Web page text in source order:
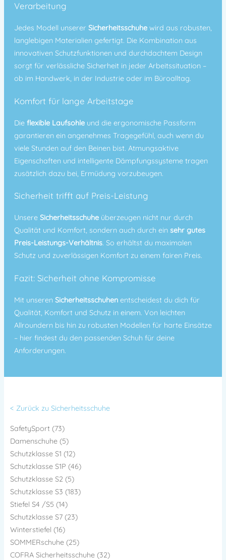
Verarbeitung
Jedes Modell unserer Sicherheitsschuhe wird aus robusten,
langlebigen Materialien gefertigt. Die Kombination aus
innovativen Schutzfunktionen und durchdachtem Design
sorgt für verlässliche Sicherheit in jeder Arbeitssituation –
ob im Handwerk, in der Industrie oder im Büroalltag.
Komfort für lange Arbeitstage
Die flexible Laufsohle und die ergonomische Passform
garantieren ein angenehmes Tragegefühl, auch wenn du
viele Stunden auf den Beinen bist. Atmungsaktive
Eigenschaften und intelligente Dämpfungssysteme tragen
zusätzlich dazu bei, Ermüdung vorzubeugen.
Sicherheit trifft auf Preis-Leistung
Unsere Sicherheitsschuhe überzeugen nicht nur durch
Qualität und Komfort, sondern auch durch ein sehr gutes
Preis-Leistungs-Verhältnis. So erhältst du maximalen
Schutz und zuverlässigen Komfort zu einem fairen Preis.
Fazit: Sicherheit ohne Kompromisse
Mit unseren Sicherheitsschuhen entscheidest du dich für
Qualität, Komfort und Schutz in einem. Von leichten
Allroundern bis hin zu robusten Modellen für harte Einsätze
– hier findest du den passenden Schuh für deine
Anforderungen.
< Zurück zu Sicherheitsschuhe
SafetySport (73)
Damenschuhe (5)
Schutzklasse S1 (12)
Schutzklasse S1P (46)
Schutzklasse S2 (5)
Schutzklasse S3 (183)
Stiefel S4 /S5 (14)
Schutzklasse S7 (23)
Winterstiefel (16)
SOMMERschuhe (25)
COFRA Sicherheitsschuhe (32)